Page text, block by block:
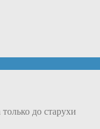
до старухи